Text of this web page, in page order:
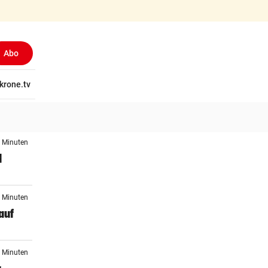
Abo
krone.tv
Minuten
Minuten
Minuten